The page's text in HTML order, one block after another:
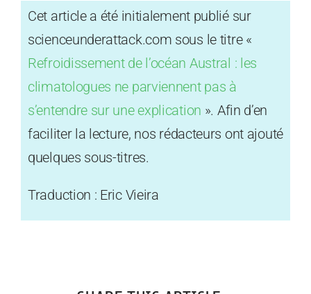
Cet article a été initialement publié sur
scienceunderattack.com sous le titre «
Refroidissement de l’océan Austral : les
climatologues ne parviennent pas à
s’entendre sur une explication ». Afin d’en
faciliter la lecture, nos rédacteurs ont ajouté
quelques sous-titres.
Traduction : Eric Vieira